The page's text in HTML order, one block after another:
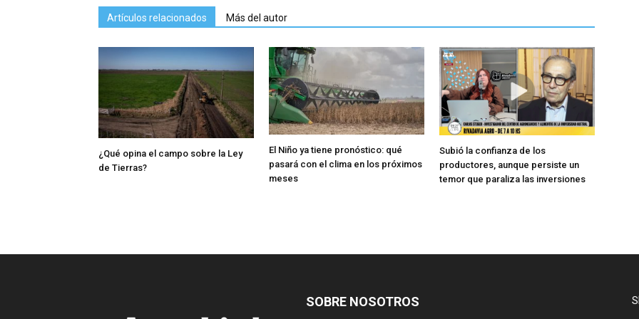
Artículos relacionados Más del autor
¿Qué opina el campo sobre la Ley
de Tierras?
El Niño ya tiene pronóstico: qué
pasará con el clima en los próximos
meses
Subió la confianza de los
productores, aunque persiste un
temor que paraliza las inversiones
SOBRE NOSOTROS